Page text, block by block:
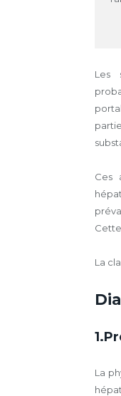
Les
Ces
La
La